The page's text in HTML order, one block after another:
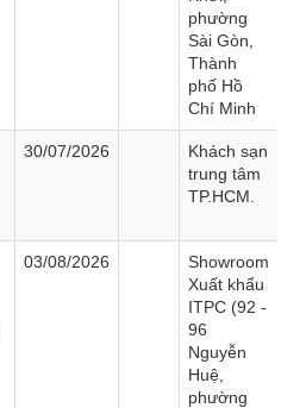
phường
Sài Gòn,
Thành
phố Hồ
Chí Minh
30/07/2026
Khách sạn
trung tâm
TP.HCM.
03/08/2026
Showroom
Xuất khẩu
ITPC (92 -
96
Nguyễn
Huệ,
phường